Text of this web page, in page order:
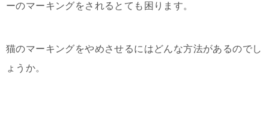
ーのマーキングをされるとても困ります。
猫のマーキングをやめさせるにはどんな方法があるのでし
ょうか。